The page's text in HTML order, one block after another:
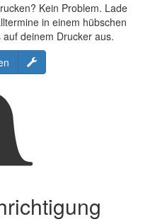
Kein Problem. Lade
in einem hübschen
deinem Drucker aus.
Konfigurieren